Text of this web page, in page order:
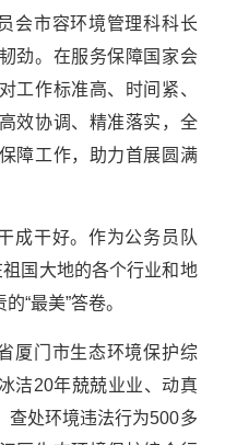
会市容环境管理科科长
劲。在服务保障国家会
工作标准高、时间紧、
效协调、精准落实，全
障工作，助力首展圆满
成干好。作为公务员队
国大地的各个行业和地
“最美”答卷。
厦门市生态环境保护综
洁20年兢兢业业、动真
查处环境违法行为500多